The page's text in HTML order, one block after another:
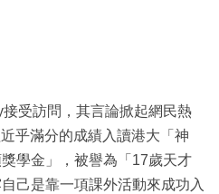
受訪問，其言論掀起網民熱
乎滿分的成績入讀港大「神
學金」，被譽為「17歲天才
己是靠一項課外活動來成功入